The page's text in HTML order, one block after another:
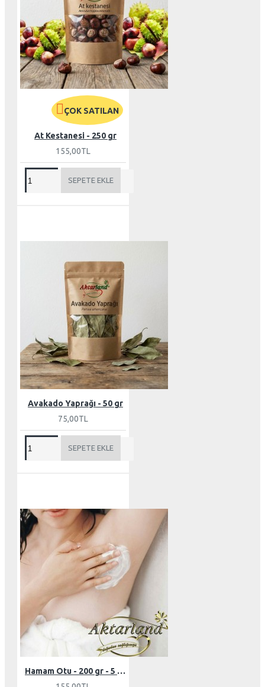
ÇOK SATILAN
At Kestanesi - 250 gr
155,00TL
SEPETE EKLE
Avakado Yaprağı - 50 gr
75,00TL
SEPETE EKLE
Hamam Otu - 200 gr - 5 adet